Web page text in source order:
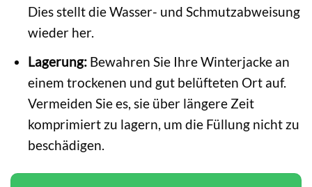
Dies stellt die Wasser- und Schmutzabweisung
wieder her.
Lagerung:Bewahren Sie Ihre Winterjacke an
einem trockenen und gut belüfteten Ort auf.
Vermeiden Sie es, sie über längere Zeit
komprimiert zu lagern, um die Füllung nicht zu
beschädigen.